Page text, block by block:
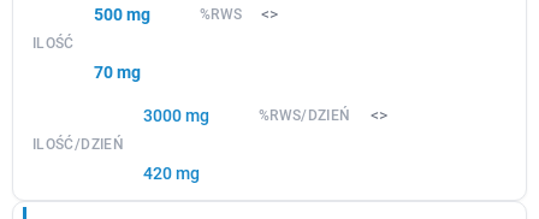
500 mg
70 mg
<>
3000 mg
420 mg
<>